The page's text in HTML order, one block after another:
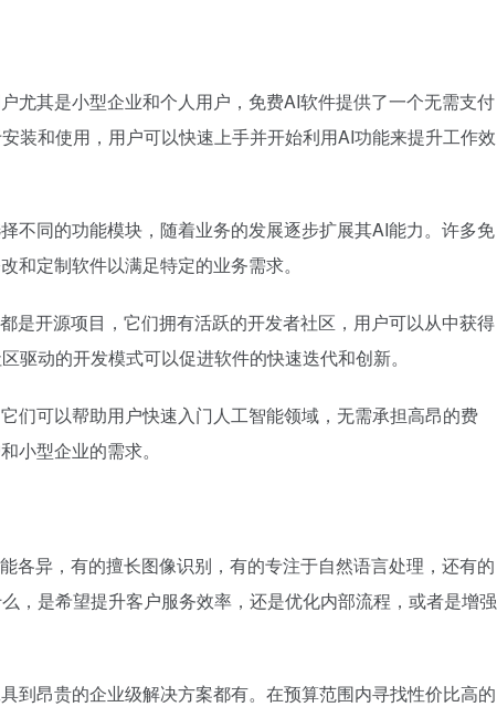
尤其是小型企业和个人用户，免费AI软件提供了一个无需支付
装和使用，用户可以快速上手并开始利用AI功能来提升工作效
不同的功能模块，随着业务的发展逐步扩展其AI能力。许多免
和定制软件以满足特定的业务需求。
是开源项目，它们拥有活跃的开发者社区，用户可以从中获得
动的开发模式可以促进软件的快速迭代和创新。
们可以帮助用户快速入门人工智能领域，无需承担高昂的费
小型企业的需求。
各异，有的擅长图像识别，有的专注于自然语言处理，还有的
，是希望提升客户服务效率，还是优化内部流程，或者是增强
到昂贵的企业级解决方案都有。在预算范围内寻找性价比高的